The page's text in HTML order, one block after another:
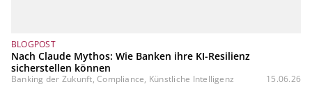
BLOGPOST
Nach Claude Mythos: Wie Banken ihre KI-Resilienz
sicherstellen können
Banking der Zukunft, Compliance, Künstliche Intelligenz 15.06.26